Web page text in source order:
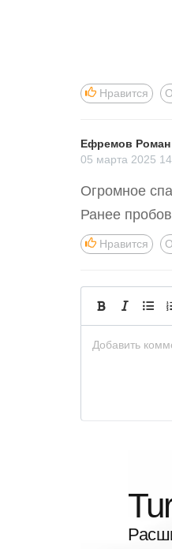
Нравится
Ефремов
05 марта 2025
Огромное
Ранее
Нравится
Добавить